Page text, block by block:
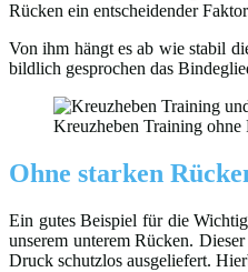
Rücken ein entscheidender
Von ihm hängt es ab wie stabil
bildlich gesprochen das
Kreuzheben Training ohne
Ohne starken
Ein gutes Beispiel für die
unserem unterem Rücken.
Druck schutzlos ausgeliefert.